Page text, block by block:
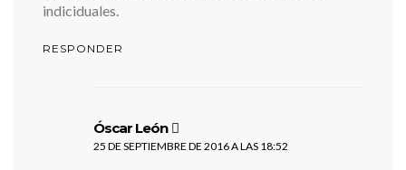
indiciduales.
RESPONDER
Óscar León
25 DE SEPTIEMBRE DE 2016 A LAS 18:52